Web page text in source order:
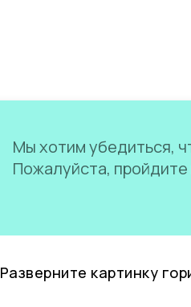
Мы хотим убедиться,
Пожалуйста, пройдите
Разверните картинку